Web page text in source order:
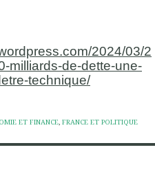
2024/03/2
milliards-de-dette-une-
technique/
ET FINANCE, FRANCE ET POLITIQUE